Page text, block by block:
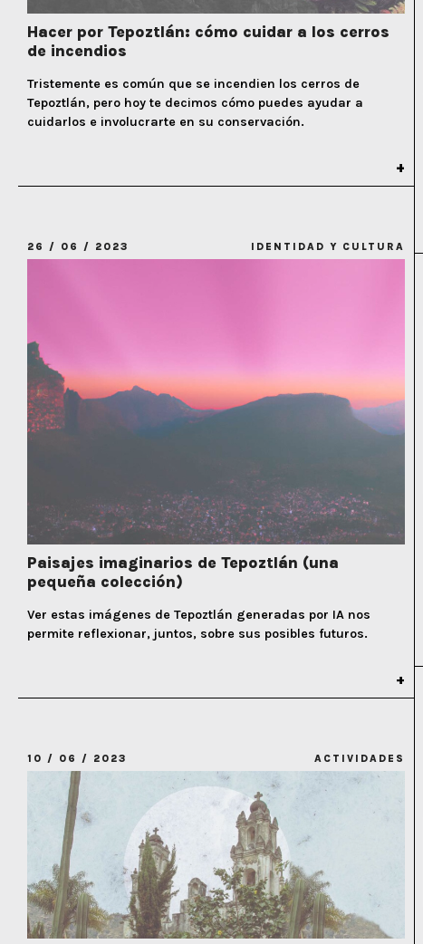
Hacer por Tepoztlán: cómo cuidar a los cerros
de incendios
Tristemente es común que se incendien los cerros de
Tepoztlán, pero hoy te decimos cómo puedes ayudar a
cuidarlos e involucrarte en su conservación.
26 / 06 / 2023 IDENTIDAD Y CULTURA
Paisajes imaginarios de Tepoztlán (una
pequeña colección)
Ver estas imágenes de Tepoztlán generadas por IA nos
permite reflexionar, juntos, sobre sus posibles futuros.
10 / 06 / 2023 ACTIVIDADES